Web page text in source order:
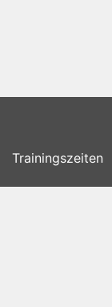
Trainingszeiten